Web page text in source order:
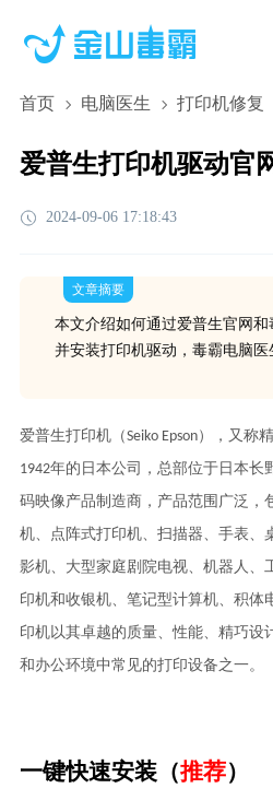
首页 电脑医生 打印机修复
爱普生打印机驱动官
2024-09-06 17:18:43
文章摘要
本文介绍如何通过爱普生官网
并安装打印机驱动，毒霸电脑医
爱普生打印机（Seiko Epson），又称
1942年的日本公司，总部位于日本
码映像产品制造商，产品范围广泛，
机、点阵式打印机、扫描器、手表、
影机、大型家庭剧院电视、机器人、
印机和收银机、笔记型计算机、积体
印机以其卓越的质量、性能、精巧设
和办公环境中常见的打印设备之一。
一键快速安装（推荐）